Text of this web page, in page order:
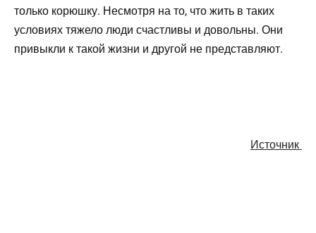
только корюшку. Несмотря на то, что жить в таких
условиях тяжело люди счастливы и довольны. Они
привыкли к такой жизни и другой не представляют.
Источник